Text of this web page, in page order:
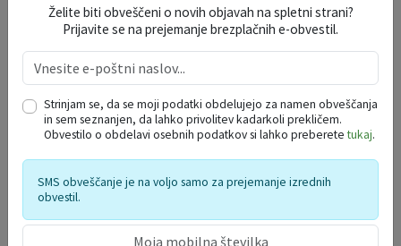
PROSTORSKA PREDSTAVITEV
OBČINE DOBREPOLJE
Želite biti obveščeni o novih objavah na spletni strani?
Prijavite se na prejemanje brezplačnih e-obvestil.
Strinjam se, da se moji podatki obdelujejo za namen obveščanja
in sem seznanjen, da lahko privolitev kadarkoli prekličem.
Obvestilo o obdelavi osebnih podatkov si lahko preberetetukaj.
SMS obveščanje je na voljo samo za prejemanje izrednih
obvestil.